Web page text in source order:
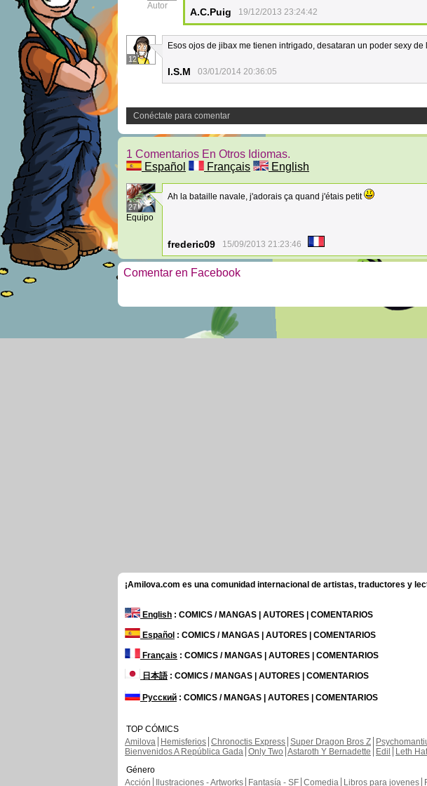
Autor
A.C.Puig 19/12/2013 23:24:42
12
Esos ojos de jibax me tienen intrigado, desataran un poder sexy de
I.S.M 03/01/2014 20:36:05
Conéctate para comentar
1 Comentarios En Otros Idiomas.
Español
Français English
27
Equipo
Ah la bataille navale, j'adorais ça quand j'étais petit
frederic09 15/09/2013 21:23:46
Comentar en Facebook
¡Amilova.com es una comunidad internacional de artistas, traductores y
English : COMICS / MANGAS | AUTORES | COMENTARIOS
Español : COMICS / MANGAS | AUTORES | COMENTARIOS
Français : COMICS / MANGAS | AUTORES | COMENTARIOS
日本語: COMICS / MANGAS | AUTORES | COMENTARIOS
Русский : COMICS / MANGAS | AUTORES | COMENTARIOS
TOP CÓMICS
Amilova
Hemisferios Chronoctis Express Super Dragon Bros Z
Bienvenidos A República Gada Only Two Astaroth Y Bernadette Edil Leth
Género
Acción
Ilustraciones - Artworks Fantasía - SF Comedia Libros para jovenes